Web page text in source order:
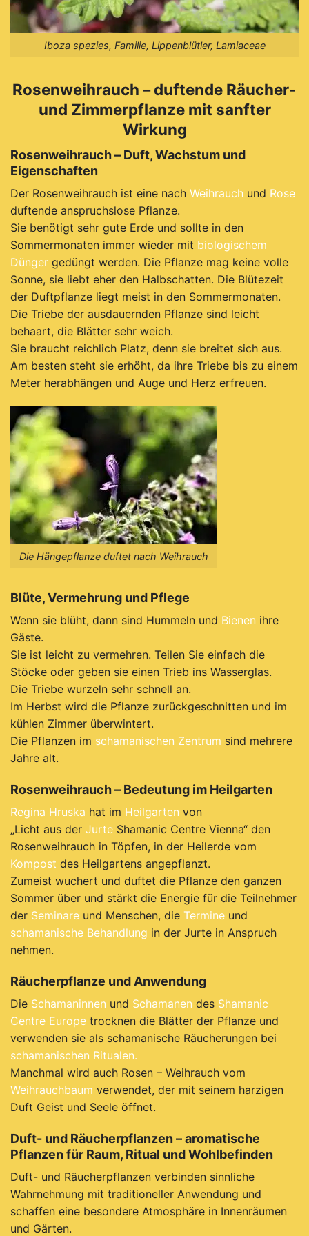
Iboza spezies, Familie, Lippenblütler, Lamiaceae
Rosenweihrauch – duftende Räucher-
und Zimmerpflanze mit sanfter
Wirkung
Rosenweihrauch – Duft, Wachstum und
Eigenschaften
Der Rosenweihrauch ist eine nach Weihrauch und Rose
duftende anspruchslose Pflanze.
Sie benötigt sehr gute Erde und sollte in den
Sommermonaten immer wieder mit biologischem
Dünger gedüngt werden. Die Pflanze mag keine volle
Sonne, sie liebt eher den Halbschatten. Die Blütezeit
der Duftpflanze liegt meist in den Sommermonaten.
Die Triebe der ausdauernden Pflanze sind leicht
behaart, die Blätter sehr weich.
Sie braucht reichlich Platz, denn sie breitet sich aus.
Am besten steht sie erhöht, da ihre Triebe bis zu einem
Meter herabhängen und Auge und Herz erfreuen.
Die Hängepflanze duftet nach Weihrauch
Blüte, Vermehrung und Pflege
Wenn sie blüht, dann sind Hummeln und Bienen ihre
Gäste.
Sie ist leicht zu vermehren. Teilen Sie einfach die
Stöcke oder geben sie einen Trieb ins Wasserglas.
Die Triebe wurzeln sehr schnell an.
Im Herbst wird die Pflanze zurückgeschnitten und im
kühlen Zimmer überwintert.
Die Pflanzen im schamanischen Zentrum sind mehrere
Jahre alt.
Rosenweihrauch – Bedeutung im Heilgarten
Regina Hruska hat im Heilgarten von
„Licht aus der Jurte Shamanic Centre Vienna“ den
Rosenweihrauch in Töpfen, in der Heilerde vom
Kompost des Heilgartens angepflanzt.
Zumeist wuchert und duftet die Pflanze den ganzen
Sommer über und stärkt die Energie für die Teilnehmer
der Seminare und Menschen, die Termine und
schamanische Behandlung in der Jurte in Anspruch
nehmen.
Räucherpflanze und Anwendung
Die Schamaninnen und Schamanen des Shamanic
Centre Europe trocknen die Blätter der Pflanze und
verwenden sie als schamanische Räucherungen bei
schamanischen Ritualen.
Manchmal wird auch Rosen – Weihrauch vom
Weihrauchbaum verwendet, der mit seinem harzigen
Duft Geist und Seele öffnet.
Duft- und Räucherpflanzen – aromatische
Pflanzen für Raum, Ritual und Wohlbefinden
Duft- und Räucherpflanzen verbinden sinnliche
Wahrnehmung mit traditioneller Anwendung und
schaffen eine besondere Atmosphäre in Innenräumen
und Gärten.